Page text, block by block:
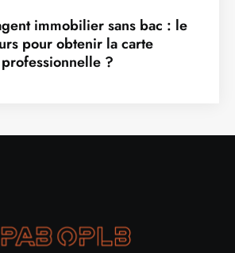
immobilier sans bac : le
pour obtenir la carte
professionnelle ?